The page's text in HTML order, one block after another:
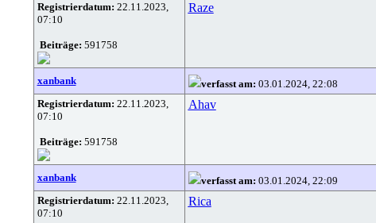
Registrierdatum: 22.11.2023,
07:10
Beiträge: 591758
Raze
xanbank verfasst am: 03.01.2024, 22:08
Registrierdatum: 22.11.2023,
07:10
Beiträge: 591758
Ahav
xanbank verfasst am: 03.01.2024, 22:09
Registrierdatum: 22.11.2023,
07:10
Rica